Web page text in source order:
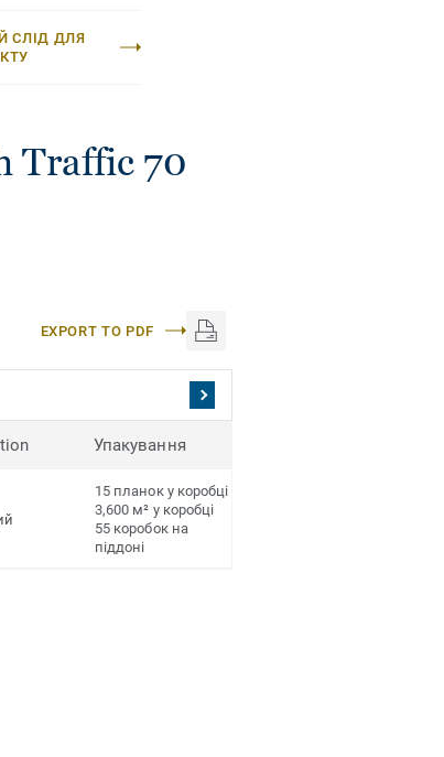
СЛІД ДЛЯ
Traffic 70
EXPORT TO PDF
Упакування
15 планок у коробці
3,600 м² у коробці
55 коробок на
піддоні